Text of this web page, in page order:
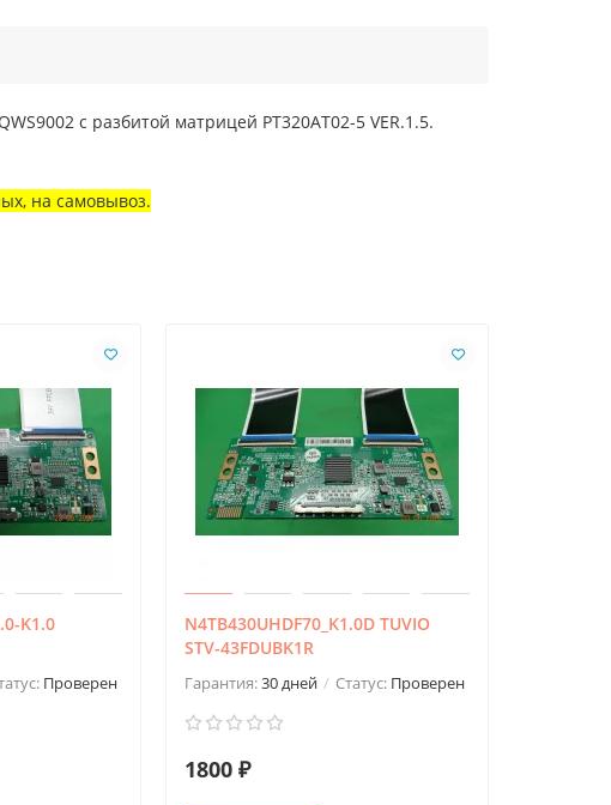
с разбитой матрицей PT320AT02-5 VER.1.5.
на самовывоз.
K1.0
Проверен
N4TB430UHDF70_K1.0D TUVIO
STV-43FDUBK1R
Гарантия:30 дней Статус: Проверен
1800 ₽